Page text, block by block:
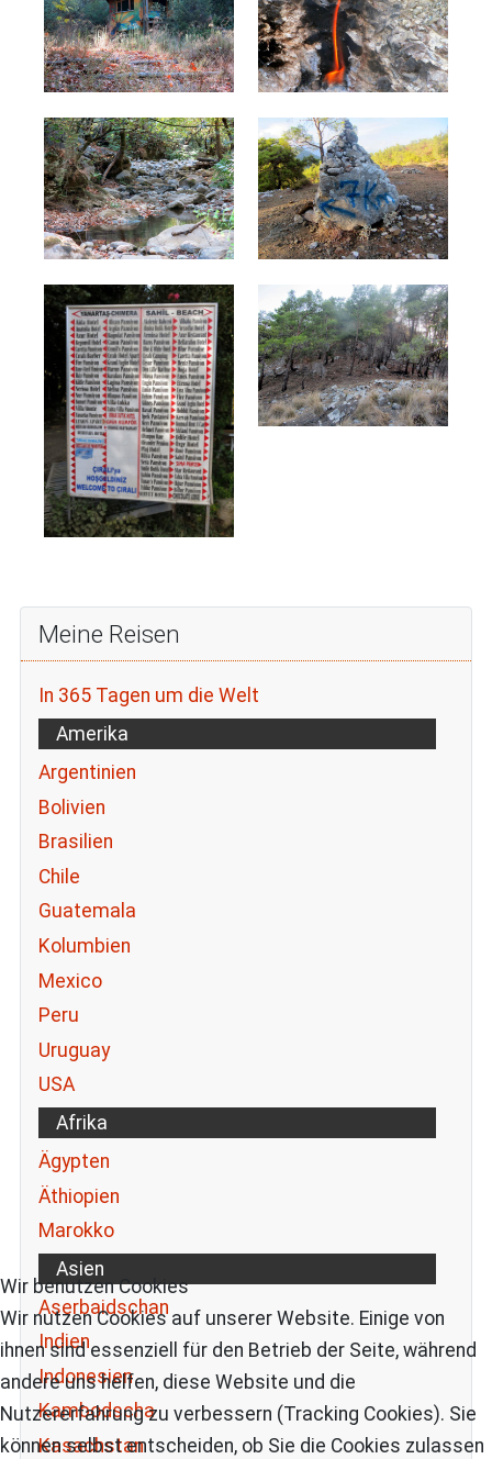
Meine Reisen
In 365 Tagen um die Welt
Amerika
Argentinien
Bolivien
Brasilien
Chile
Guatemala
Kolumbien
Mexico
Peru
Uruguay
USA
Afrika
Ägypten
Äthiopien
Marokko
Asien
Aserbaidschan
Indien
Indonesien
Kambodscha
Kasachstan
Wir benutzen Cookies
Wir nutzen Cookies auf unserer Website. Einige von
ihnen sind essenziell für den Betrieb der Seite, während
andere uns helfen, diese Website und die
Nutzererfahrung zu verbessern (Tracking Cookies). Sie
können selbst entscheiden, ob Sie die Cookies zulassen